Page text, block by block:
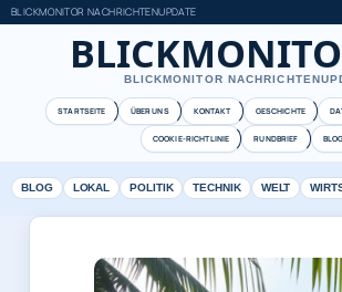
BLICKMONITOR NACHRICHTENUPDATE
BLICKMONITOR
STARTSEITE ÜBER UNS KONTAKT GESCHICHTE
COOKIE-RICHTLINIE RUNDBRIEF BLOG
BLOG LOKAL POLITIK TECHNIK WELT